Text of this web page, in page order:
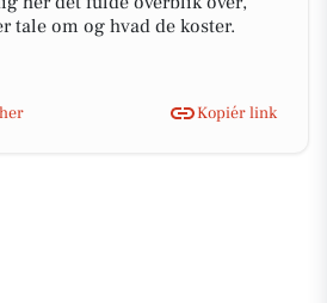
tale om og hvad de koster.
Kopiér link